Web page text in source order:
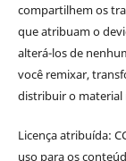
compartilhem os
que atribuam o
alterá-los de
você remixar,
distribuir o material
Licença atribuída:
uso para os